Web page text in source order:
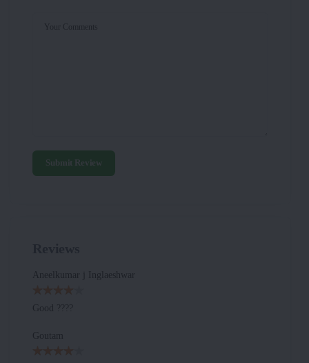
Your Comments
Submit Review
Aneelkumar j Inglaeshwar
Good ????
Goutam